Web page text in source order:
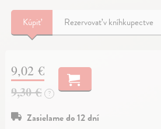
Kúpiť Rezervovať v kníhkupectve
9,02 €
9,30 € ?
Zasielame do 12 dní